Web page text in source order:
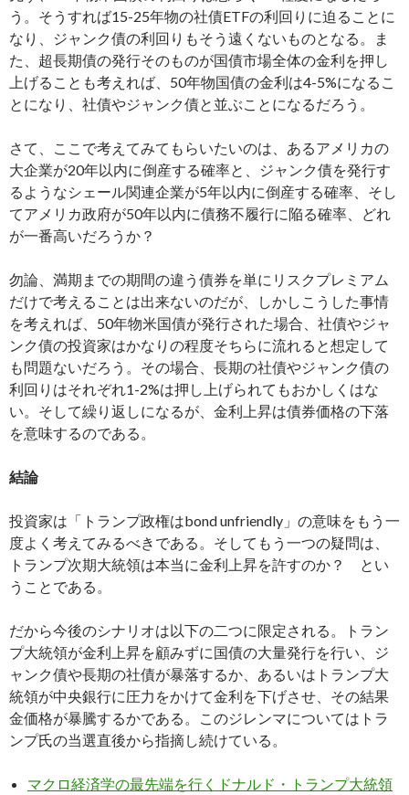
う。そうすれば15-25年物の社債ETFの利回りに迫ることに
なり、ジャンク債の利回りもそう遠くないものとなる。ま
た、超長期債の発行そのものが国債市場全体の金利を押し
上げることも考えれば、50年物国債の金利は4-5%になるこ
とになり、社債やジャンク債と並ぶことになるだろう。
さて、ここで考えてみてもらいたいのは、あるアメリカの
大企業が20年以内に倒産する確率と、ジャンク債を発行す
るようなシェール関連企業が5年以内に倒産する確率、そし
てアメリカ政府が50年以内に債務不履行に陥る確率、どれ
が一番高いだろうか？
勿論、満期までの期間の違う債券を単にリスクプレミアム
だけで考えることは出来ないのだが、しかしこうした事情
を考えれば、50年物米国債が発行された場合、社債やジャ
ンク債の投資家はかなりの程度そちらに流れると想定して
も問題ないだろう。その場合、長期の社債やジャンク債の
利回りはそれぞれ1-2%は押し上げられてもおかしくはな
い。そして繰り返しになるが、金利上昇は債券価格の下落
を意味するのである。
結論
投資家は「トランプ政権はbond unfriendly」の意味をもう一
度よく考えてみるべきである。そしてもう一つの疑問は、
トランプ次期大統領は本当に金利上昇を許すのか？ とい
うことである。
だから今後のシナリオは以下の二つに限定される。トラン
プ大統領が金利上昇を顧みずに国債の大量発行を行い、ジ
ャンク債や長期の社債が暴落するか、あるいはトランプ大
統領が中央銀行に圧力をかけて金利を下げさせ、その結果
金価格が暴騰するかである。このジレンマについてはトラ
ンプ氏の当選直後から指摘し続けている。
マクロ経済学の最先端を行くドナルド・トランプ大統領